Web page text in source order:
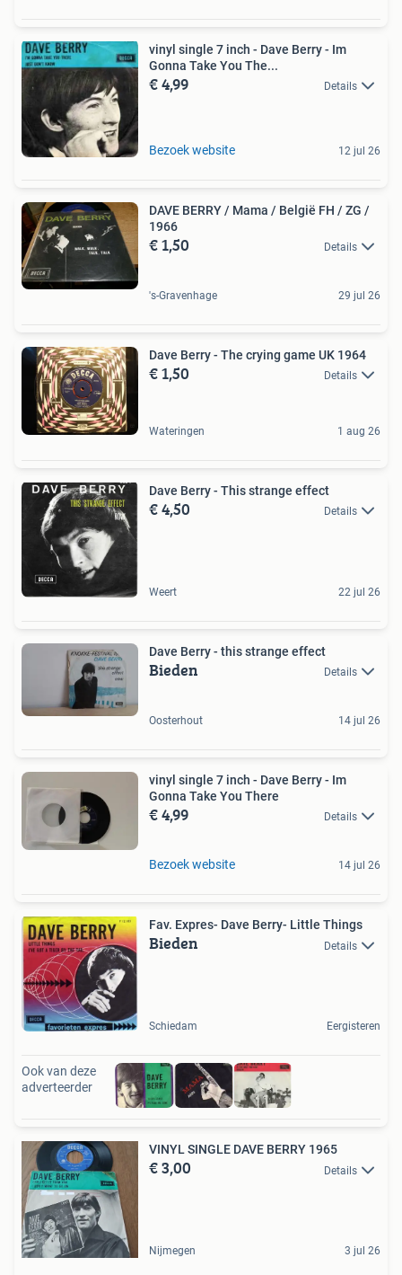
vinyl single 7 inch - Dave Berry - Im
Gonna Take You The...
€ 4,99 Details
Bezoek website 12 jul 26
DAVE BERRY / Mama / België FH / ZG /
1966
€ 1,50 Details
's-Gravenhage 29 jul 26
Dave Berry - The crying game UK 1964
€ 1,50 Details
Wateringen 1 aug 26
Dave Berry - This strange effect
€ 4,50 Details
Weert 22 jul 26
Dave Berry - this strange effect
Bieden Details
Oosterhout 14 jul 26
vinyl single 7 inch - Dave Berry - Im
Gonna Take You There
€ 4,99 Details
Bezoek website 14 jul 26
Fav. Expres- Dave Berry- Little Things
Bieden Details
Schiedam Eergisteren
Ook van deze
adverteerder
VINYL SINGLE DAVE BERRY 1965
€ 3,00 Details
Nijmegen 3 jul 26